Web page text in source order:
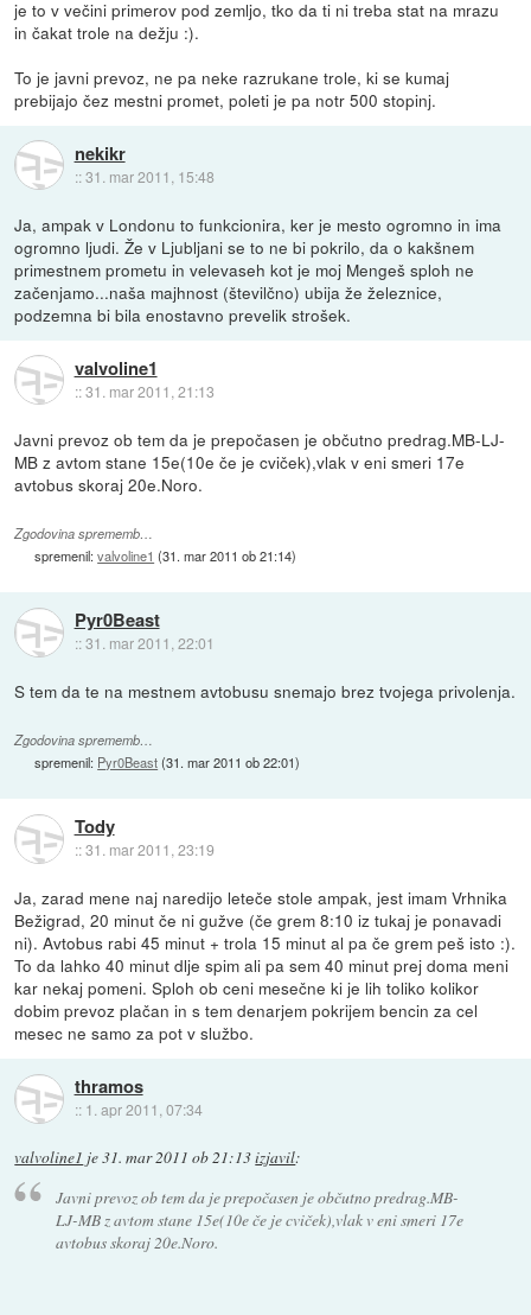
je to v večini primerov pod zemljo, tko da ti ni treba stat na mrazu
in čakat trole na dežju :).
To je javni prevoz, ne pa neke razrukane trole, ki se kumaj
prebijajo čez mestni promet, poleti je pa notr 500 stopinj.
nekikr
::31. mar 2011, 15:48
Ja, ampak v Londonu to funkcionira, ker je mesto ogromno in ima
ogromno ljudi. Že v Ljubljani se to ne bi pokrilo, da o kakšnem
primestnem prometu in velevaseh kot je moj Mengeš sploh ne
začenjamo...naša majhnost (številčno) ubija že železnice,
podzemna bi bila enostavno prevelik strošek.
valvoline1
::31. mar 2011, 21:13
Javni prevoz ob tem da je prepočasen je občutno predrag.MB-LJ-
MB z avtom stane 15e(10e če je cviček),vlak v eni smeri 17e
avtobus skoraj 20e.Noro.
Zgodovina sprememb…
spremenil:valvoline1 (31. mar 2011 ob 21:14)
Pyr0Beast
::31. mar 2011, 22:01
S tem da te na mestnem avtobusu snemajo brez tvojega privolenja.
Zgodovina sprememb…
spremenil: Pyr0Beast(31. mar 2011 ob 22:01)
Tody
::31. mar 2011, 23:19
Ja, zarad mene naj naredijo leteče stole ampak, jest imam Vrhnika
Bežigrad, 20 minut če ni gužve (če grem 8:10 iz tukaj je ponavadi
ni). Avtobus rabi 45 minut + trola 15 minut al pa če grem peš isto :).
To da lahko 40 minut dlje spim ali pa sem 40 minut prej doma meni
kar nekaj pomeni. Sploh ob ceni mesečne ki je lih toliko kolikor
dobim prevoz plačan in s tem denarjem pokrijem bencin za cel
mesec ne samo za pot v službo.
thramos
:: 1. apr 2011, 07:34
valvoline1 je31. mar 2011 ob 21:13izjavil:
Javni prevoz ob tem da je prepočasen je občutno predrag.MB-
LJ-MB z avtom stane 15e(10e če je cviček),vlak v eni smeri 17e
avtobus skoraj 20e.Noro.